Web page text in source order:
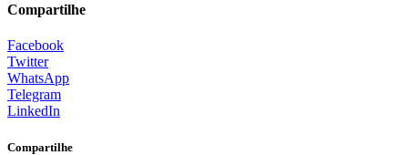
Compartilhe
Facebook
Twitter
WhatsApp
Telegram
LinkedIn
Compartilhe